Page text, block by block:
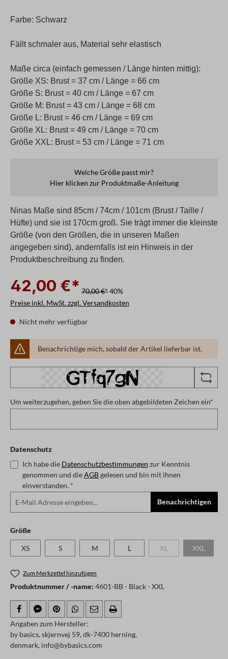
Farbe: Schwarz
Fällt schmaler aus, Material sehr elastisch
Maße circa (einfach gemessen / Länge hinten mittig):
Größe XS: Brust = 37 cm / Länge = 66 cm
Größe S: Brust = 40 cm / Länge = 67 cm
Größe M: Brust = 43 cm / Länge = 68 cm
Größe L: Brust = 46 cm / Länge = 69 cm
Größe XL: Brust = 49 cm / Länge = 70 cm
Größe XXL: Brust = 53 cm / Länge = 71 cm
Welche Größe passt mir?
Hier klicken zur Produktmaße-Anleitung
Ninas Maße sind 85cm / 74cm / 101cm (Brust / Taille /
Hüfte) und sie ist 170cm groß. Sie trägt immer die kleinste
Größe (von den Größen, die in unseren Maßen
angegeben sind), andernfalls ist ein Hinweis in der
Produktbeschreibung zu finden.
42,00 €* 70,00 €*40%
Preise inkl. MwSt. zzgl. Versandkosten
Nicht mehr verfügbar
Benachrichtige mich, sobald der Artikel lieferbar ist.
Um weiterzugehen, geben Sie die oben abgebildeten Zeichen ein*
Datenschutz
Ich habe die Datenschutzbestimmungen zur Kenntnis
genommen und dieAGBgelesen und bin mit ihnen
einverstanden. *
Benachrichtigen
Größeauswählen
XS S M L XL(Diese Option ist
XXL(Diese
Zum Merkzettel hinzufügen
Produktnummer / -name: 4601-BB - Black - XXL
Angaben zum Hersteller:
by basics, skjernvej 59, dk-7400 herning,
denmark, info@bybasics.com